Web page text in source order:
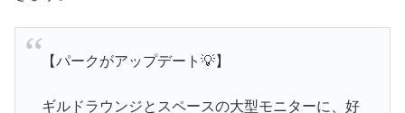
【パークがアップデート💡】
ギルドラウンジとスペースの大型モニターに、好